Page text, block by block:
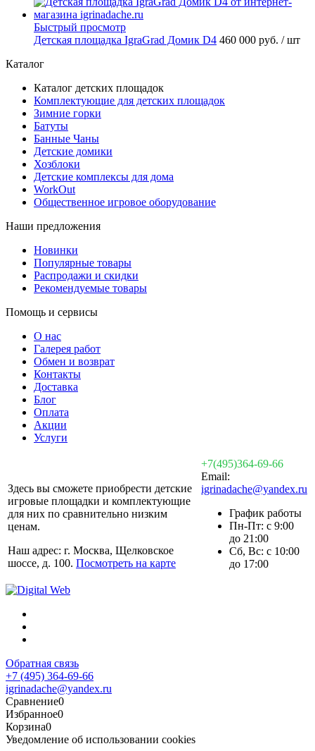
Быстрый просмотр
Детская площадка IgraGrad Домик D4 460 000 руб. / шт
Каталог
Каталог детских площадок
Комплектующие для детских площадок
Зимние горки
Батуты
Банные Чаны
Детские домики
Хозблоки
Детские комплексы для дома
WorkOut
Общественное игровое оборудование
Наши предложения
Новинки
Популярные товары
Распродажи и скидки
Рекомендуемые товары
Помощь и сервисы
О нас
Галерея работ
Обмен и возврат
Контакты
Доставка
Блог
Оплата
Акции
Услуги
Здесь вы сможете приобрести детские
игровые площадки и комплектующие
для них по сравнительно низким
ценам.
Наш адрес: г. Москва, Щелковское
шоссе, д. 100. Посмотреть на карте
+7(495)364-69-66
Email:
igrinadache@yandex.ru
График работы
Пн-Пт: с 9:00
до 21:00
Сб, Вс: с 10:00
до 17:00
Обратная связь
+7 (495) 364-69-66
igrinadache@yandex.ru
Сравнение0
Избранное0
Корзина0
Уведомление об использовании cookies